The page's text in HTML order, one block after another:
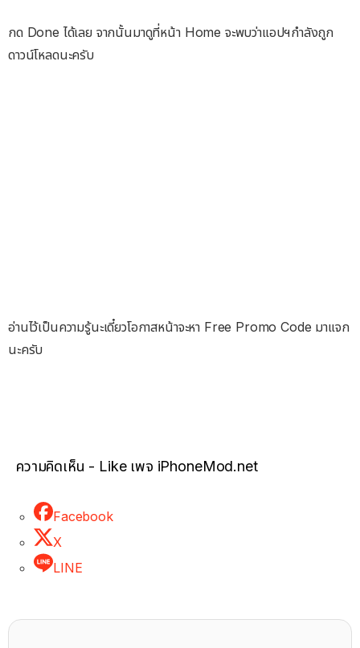
กด Done ได้เลย จากนั้นมาดูที่หน้า Home จะพบว่าแอปฯกำลังถูก
ดาวน์โหลดนะครับ
อ่านไว้เป็นความรู้นะเดี๋ยวโอกาสหน้าจะหา Free Promo Code มาแจก
นะครับ
ความคิดเห็น - Like เพจ iPhoneMod.net
Facebook
X
LINE